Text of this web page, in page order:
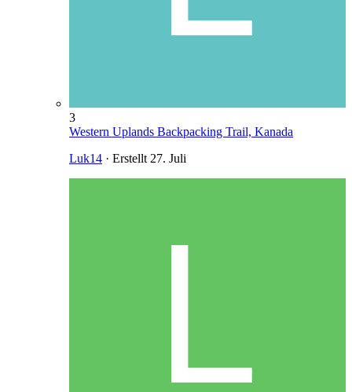
3
Western Uplands Backpacking Trail, Kanada
Luk14 · Erstellt 27. Juli